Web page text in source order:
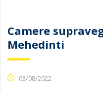
Camere
Mehedinti
03/08/2022